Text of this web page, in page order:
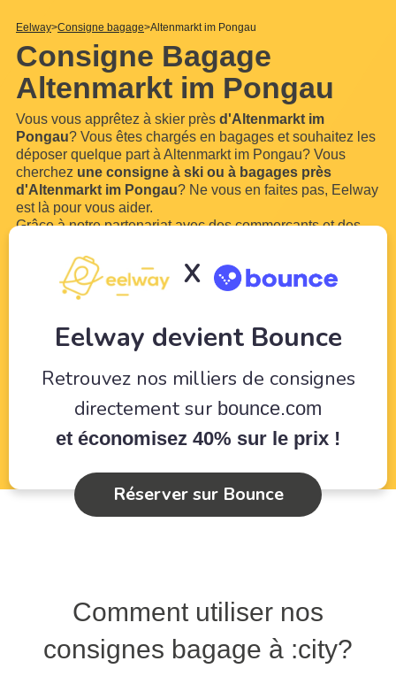
Eelway Consigne bagage Altenmarkt im Pongau
Consigne Bagage
Altenmarkt im Pongau
Vous vous apprêtez à skier près d'Altenmarkt im
Pongau? Vous êtes chargés en bagages et souhaitez les
déposer quelque part à Altenmarkt im Pongau? Vous
cherchez une consigne à ski ou à bagages près
d'Altenmarkt im Pongau? Ne vous en faites pas, Eelway
est là pour vous aider.
Grâce à notre partenariat avec des commerçants et des
, vous pouvez
réserver des casiers à ski ou une
consigne à bagage près d'Altenmarkt im Pongau
n'aurez plus à
Lire plus
X
Eelway devient Bounce
Retrouvez nos milliers de consignes
directement sur bounce.com
et économisez 40% sur le prix !
Réserver sur Bounce
Comment utiliser nos
consignes bagage à :city?